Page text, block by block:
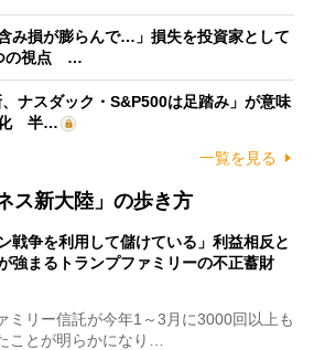
み損が膨らんで…」損失を投資家として
の視点 …
、ナスダック・S&P500は足踏み」が意味
化 半…
一覧を見る
ス新大陸」の歩き方
ン戦争を利用して儲けている」利益相反と
強まるトランプファミリーの不正蓄財
リー信託が今年1～3月に3000回以上も
ことが明らかになり…